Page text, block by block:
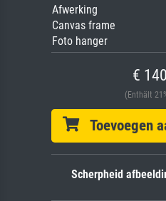
Afwerking
Canvas frame
Foto hanger
€
(Enthält
Toevoegen
Scherpheid